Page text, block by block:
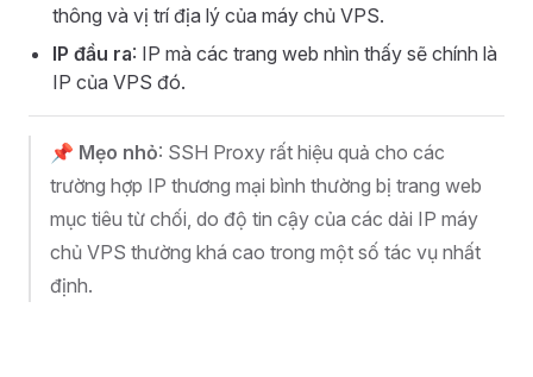
thông và vị trí địa lý của máy chủ VPS.
IP đầu ra: IP mà các trang web nhìn thấy sẽ chính là
IP của VPS đó.
📌 Mẹo nhỏ: SSH Proxy rất hiệu quả cho các
trường hợp IP thương mại bình thường bị trang web
mục tiêu từ chối, do độ tin cậy của các dải IP máy
chủ VPS thường khá cao trong một số tác vụ nhất
định.